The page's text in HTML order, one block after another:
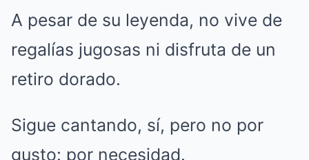
A pesar de su leyenda, no vive de
regalías jugosas ni disfruta de un
retiro dorado.
Sigue cantando, sí, pero no por
gusto: por necesidad.